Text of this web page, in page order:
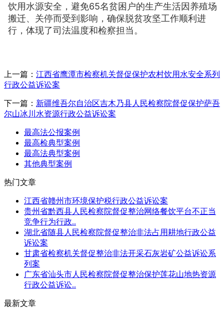
饮用水源安全，避免65名贫困户的生产生活因养殖场
搬迁、关停而受到影响，确保脱贫攻坚工作顺利进
行，体现了司法温度和检察担当。
上一篇： 江西省鹰潭市检察机关督促保护农村饮用水安全系列
行政公益诉讼案
下一篇： 新疆维吾尔自治区吉木乃县人民检察院督促保护萨吾
尔山冰川水资源行政公益诉讼案
最高法公报案例
最高检典型案例
最高法典型案例
其他典型案例
热门文章
江西省赣州市环境保护税行政公益诉讼案
贵州省黔西县人民检察院督促整治网络餐饮平台不正当
竞争行为行政..
湖北省随县人民检察院督促整治非法占用耕地行政公益
诉讼案
甘肃省检察机关督促整治非法开采石灰岩矿公益诉讼系
列案
广东省汕头市人民检察院督促整治保护莲花山地热资源
行政公益诉讼..
最新文章